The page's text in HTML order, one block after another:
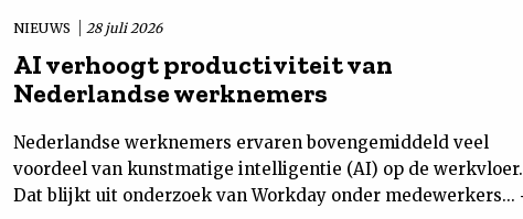
NIEUWS 28 juli 2026
AI verhoogt productiviteit van
Nederlandse werknemers
Nederlandse werknemers ervaren bovengemiddeld veel
voordeel van kunstmatige intelligentie (AI) op de werkvloer.
Dat blijkt uit onderzoek van Workday onder medewerkers...